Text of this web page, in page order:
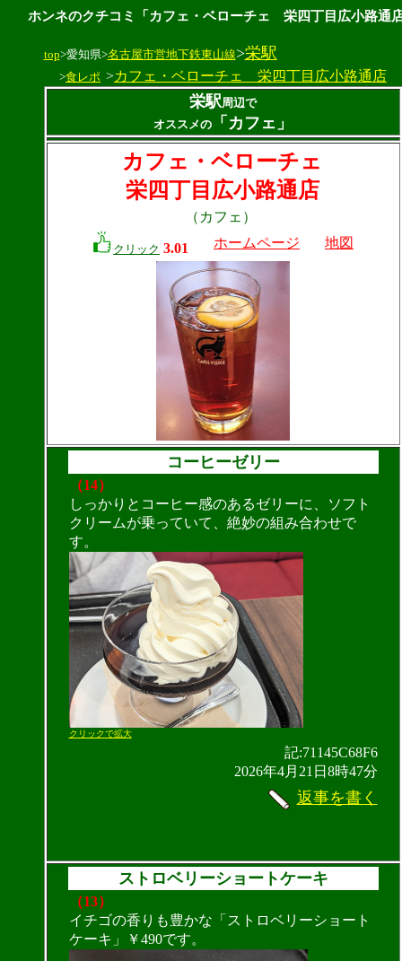
ホンネのクチコミ「カフェ・ベローチェ 栄四丁目広小路通
top>愛知県>名古屋市営地下鉄東山線>栄駅
>食レポ >カフェ・ベローチェ 栄四丁目広小路通店
栄駅周辺で
オススメの
「カフェ」
カフェ・ベローチェ
栄四丁目広小路通店
（カフェ）
クリック 3.01 ホームページ 地図
コーヒーゼリー
（14）
しっかりとコーヒー感のあるゼリーに、ソフト
クリームが乗っていて、絶妙の組み合わせで
す。
クリックで拡大
記:71145C68F6
2026年4月21日8時47分
返事を書く
ストロベリーショートケーキ
（13）
イチゴの香りも豊かな「ストロベリーショート
ケーキ」￥490です。